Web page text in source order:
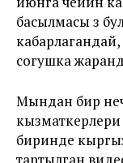
басылмасы өз
согушка
Мындан бир
биринде